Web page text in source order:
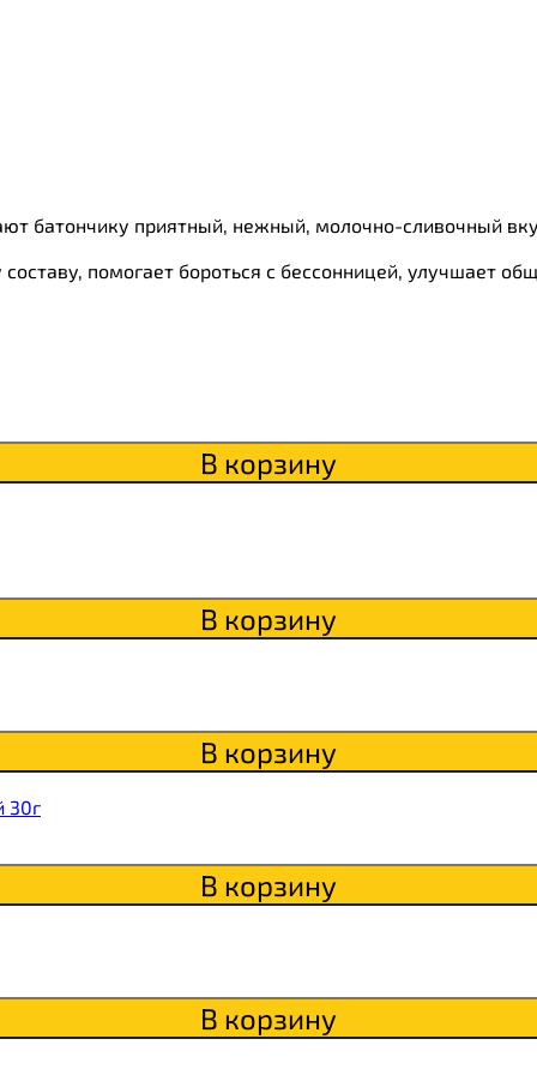
Chikapie
батончику приятный, нежный, молочно-сливочный
помогает бороться с бессонницей, улучшает
В корзину
В корзину
В корзину
30г
В корзину
В корзину